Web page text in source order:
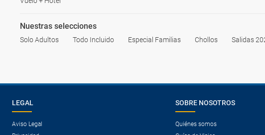
Nuestras selecciones
Solo Adultos Todo Incluido Especial Familias Chollos Salidas
LEGAL
Aviso Legal
SOBRE NOSOTROS
Quiénes somos